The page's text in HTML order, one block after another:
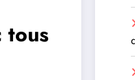
tous